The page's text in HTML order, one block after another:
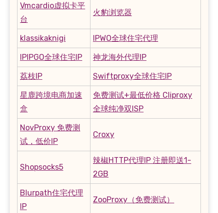
Vmcardio虚拟卡平
台
火豹浏览器
klassikaknigi IPWO全球住宅代理
IPIPGO全球住宅IP 神龙海外代理IP
荔枝IP Swiftproxy全球住宅IP
星鹿跨境电商加速
盒
免费测试+最低价格 Cliproxy
全球纯净双ISP
NovProxy 免费测
试，低价IP
Croxy
Shopsocks5
辣椒HTTP代理IP 注册即送1-
2GB
Blurpath住宅代理
IP
ZooProxy（免费测试）